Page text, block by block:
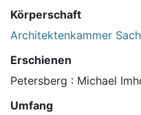
Körperschaft
Architektenkammer
Erschienen
Petersberg : Michael
Umfang